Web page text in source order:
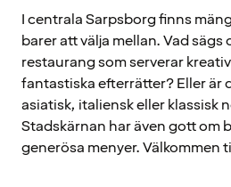
I centrala Sarpsborg finns
barer att välja mellan. Vad sägs
restaurang som serverar
fantastiska efterrätter? Eller är
asiatisk, italiensk eller klassisk
Stadskärnan har även gott om
generösa menyer. Välkommen